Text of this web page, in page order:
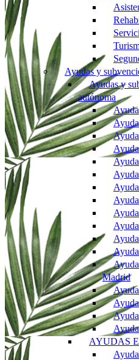
Ayudas y
Ayudas y
autónoma
Madrid
AYUDAS